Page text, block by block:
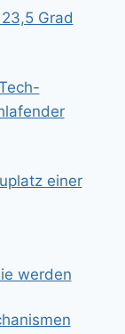
Grad
einer
werden